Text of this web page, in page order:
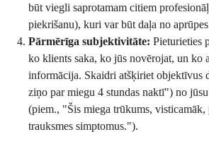
būt viegli saprotamam citiem
piekrišanu), kuri var būt daļa no
Pārmērīga subjektivitāte: Pieturieties
ko klients saka, ko jūs novērojat, un ko
informācija. Skaidri atšķiriet objektīvus
ziņo par miegu 4 stundas naktī") no
(piem., "Šis miega trūkums, visticamāk,
trauksmes simptomus.").